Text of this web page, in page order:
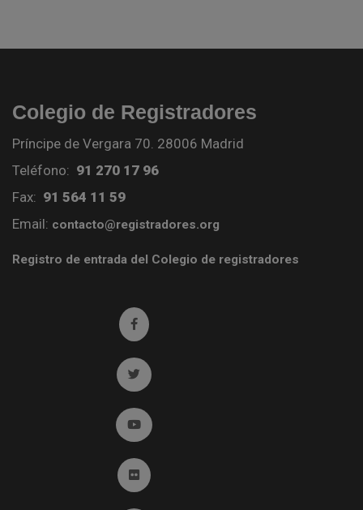
Colegio de Registradores
Príncipe de Vergara 70. 28006 Madrid
Teléfono: 91 270 17 96
Fax: 91 564 11 59
Email: contacto@registradores.org
Registro de entrada del Colegio de registradores
Ir a facebook (abre en ventana nueva)
Ir a twitter (abre en ventana nueva)
Ir a YouTube (abre en ventana nueva)
Ir a Flickr (abre en ventana nueva)